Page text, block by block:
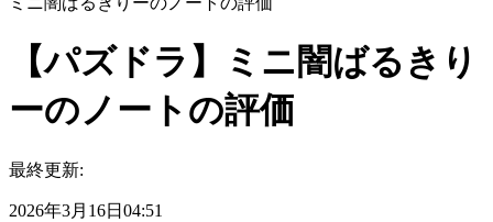
【パズドラ】ミニ闇ばるきり
ーのノートの評価
最終更新:
2026年3月16日04:51